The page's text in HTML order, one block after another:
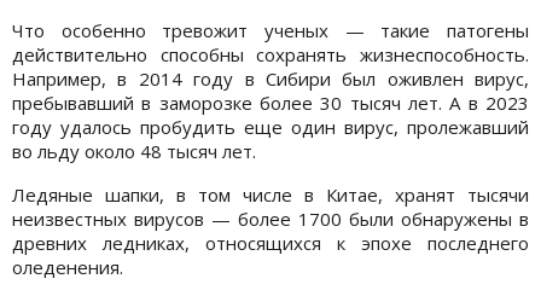
Что особенно тревожит ученых — такие патогены
действительно способны сохранять жизнеспособность.
Например, в 2014 году в Сибири был оживлен вирус,
пребывавший в заморозке более 30 тысяч лет. А в 2023
году удалось пробудить еще один вирус, пролежавший
во льду около 48 тысяч лет.
Ледяные шапки, в том числе в Китае, хранят тысячи
неизвестных вирусов — более 1700 были обнаружены в
древних ледниках, относящихся к эпохе последнего
оледенения.